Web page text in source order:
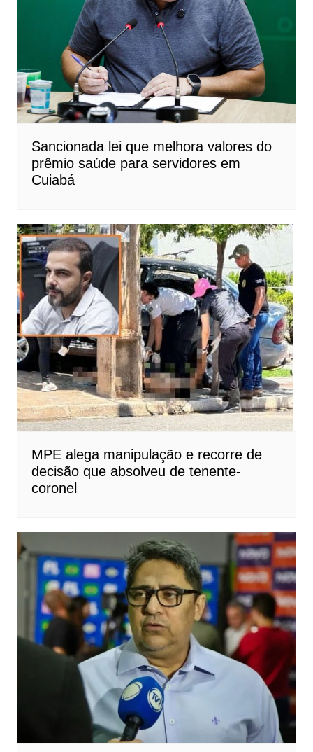
Sancionada lei que melhora valores do
prêmio saúde para servidores em
Cuiabá
MPE alega manipulação e recorre de
decisão que absolveu de tenente-
coronel